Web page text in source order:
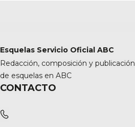
Esquelas Servicio Oficial ABC
Redacción, composición y publicación
de esquelas en ABC
CONTACTO